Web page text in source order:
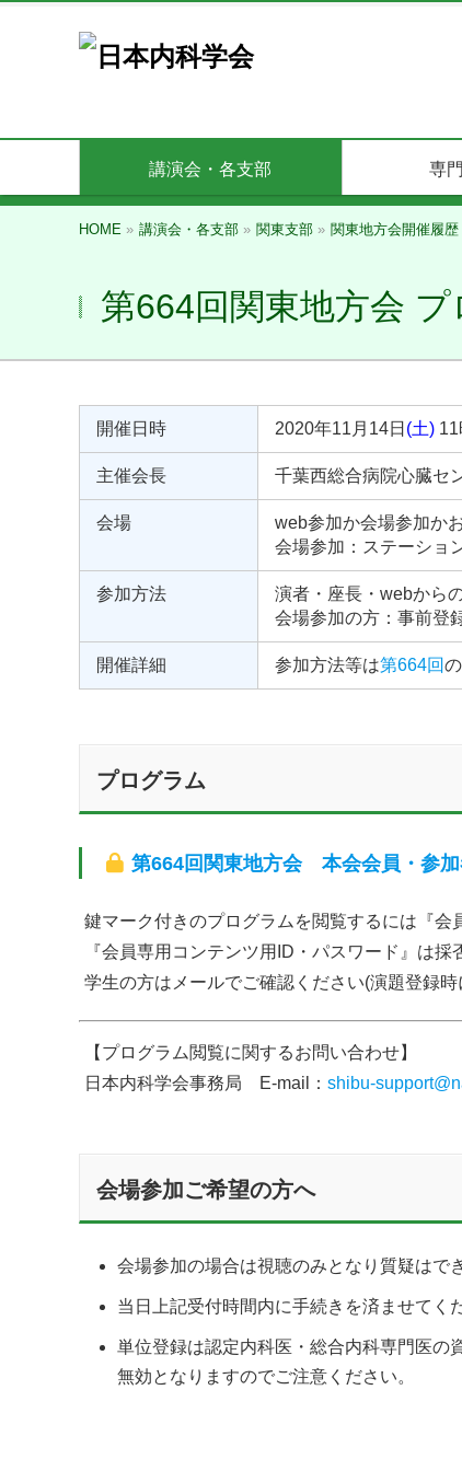
講演会・各支部 専
HOME » 講演会・各支部 » 関東支部 » 関東地方会開催履
第664回関東地方会 プ
開催日時 2020年11月14日 (土)
主催会長 千葉西総合病院心臓
会場
web参加か会場参加か
会場参加：ステーショ
参加方法
演者・座長・webから
会場参加の方：事前登
開催詳細 参加方法等は第664回
プログラム
第664回関東地方会 本会会員・参
鍵マーク付きのプログラムを閲覧するには『会
『会員専用コンテンツ用ID・パスワード』は
学生の方はメールでご確認ください(演題登録
【プログラム閲覧に関するお問い合わせ】
日本内科学会事務局 E-mail： shibu-
会場参加ご希望の方へ
会場参加の場合は視聴のみとなり質疑はで
当日上記受付時間内に手続きを済ませてく
単位登録は認定内科医・総合内科専門医の
無効となりますのでご注意ください。